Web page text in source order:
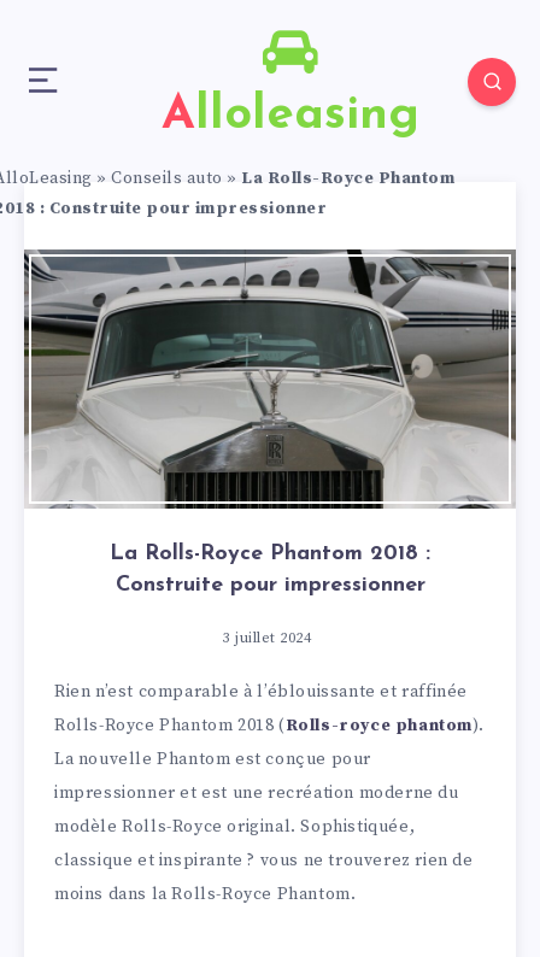
Alloleasing
» Conseils auto » La Rolls-Royce Phantom
: Construite pour impressionner
La Rolls-Royce Phantom 2018 :
Construite pour impressionner
3 juillet 2024
Rien n’est comparable à l’éblouissante et raffinée
Rolls-Royce Phantom 2018 (Rolls-royce phantom).
La nouvelle Phantom est conçue pour
impressionner et est une recréation moderne du
modèle Rolls-Royce original. Sophistiquée,
classique et inspirante ? vous ne trouverez rien de
moins dans la Rolls-Royce Phantom.